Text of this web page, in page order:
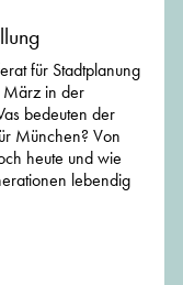
für Stadtplanung
März in der
bedeuten der
München? Von
heute und wie
lebendig